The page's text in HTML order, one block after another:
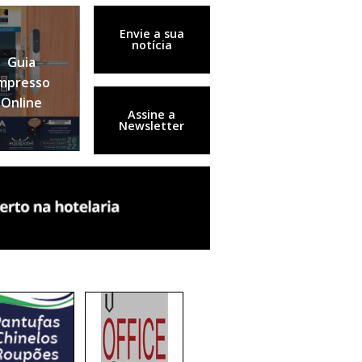
Guia
Online
Envie a sua
notícia
Assine a
Newsletter